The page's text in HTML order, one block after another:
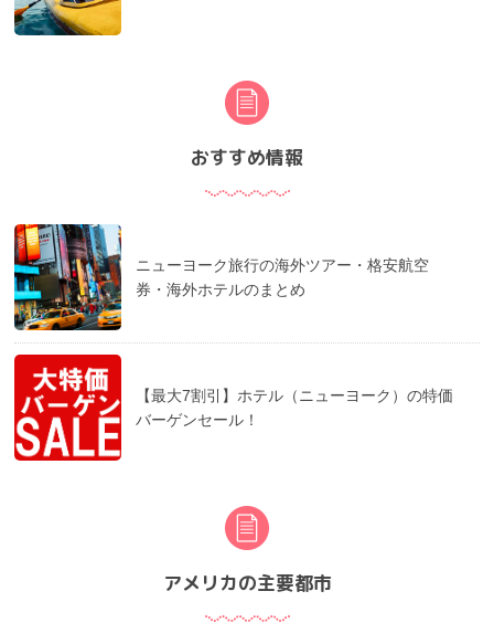
おすすめ情報
ニューヨーク旅行の海外ツアー・格安航空
券・海外ホテルのまとめ
【最大7割引】ホテル（ニューヨーク）の特価
バーゲンセール！
アメリカの主要都市